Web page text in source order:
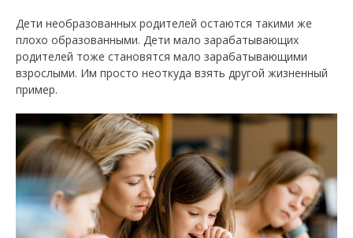
Дети необразованных родителей остаются такими же
плохо образованными. Дети мало зарабатывающих
родителей тоже становятся мало зарабатывающими
взрослыми. Им просто неоткуда взять другой жизненный
пример.